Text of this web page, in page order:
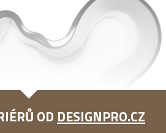
OD DESIGNPRO.CZ